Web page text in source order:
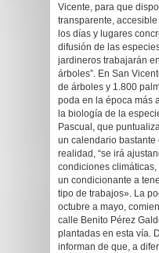
Vicente, para que
transparente,
los días y lugares
difusión de las
jardineros trabajarán
árboles”. En San
de árboles y 1.800
poda en la época más
la biología de la
Pascual, que
un calendario
realidad, “se irá
condiciones
un condicionante a
tipo de trabajos». La
octubre a mayo,
calle Benito Pérez
plantadas en esta vía.
informan de que, a